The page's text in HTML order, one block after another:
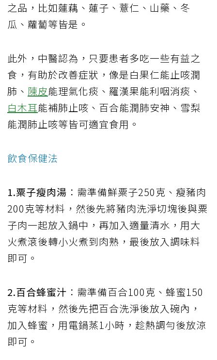
之品，比如蓮藕、蓮子、薏仁、山藥、冬
瓜、蘿蔔等皆是。
此外，中醫認為，只要患者多吃一些有益之
食，有助於改善症狀，像是白果仁能止咳潤
肺、 陳皮能理氣化痰、羅漢果能利咽消痰、
白木耳能補肺止咳、百合能潤肺安神、雪梨
能潤肺止咳等皆可適宜食用。
飲食保健法
1.粟子瘦肉湯 ：需準備鮮粟子250克、瘦豬肉
200克等材料，然後先將豬肉洗淨切塊後與粟
子肉一起放入鍋中，再加入適量清水，用大
火煮滾後轉小火煮到肉熟，最後放入調味料
即可。
2.百合蜂蜜汁 ：需準備百合100克、蜂蜜150
克等材料，然後先把百合洗淨後放入碗內，
加入蜂蜜，用電鍋蒸1小時，趁熱調勻後放涼
即可。